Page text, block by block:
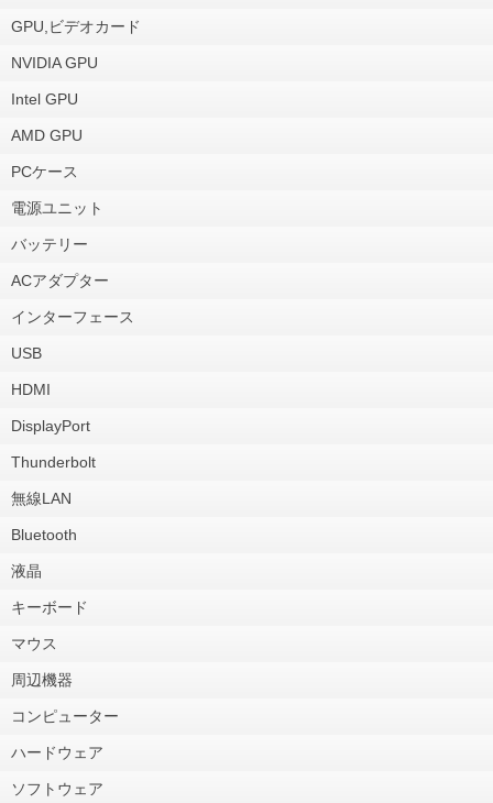
GPU,ビデオカード
NVIDIA GPU
Intel GPU
AMD GPU
PCケース
電源ユニット
バッテリー
ACアダプター
インターフェース
USB
HDMI
DisplayPort
Thunderbolt
無線LAN
Bluetooth
液晶
キーボード
マウス
周辺機器
コンピューター
ハードウェア
ソフトウェア